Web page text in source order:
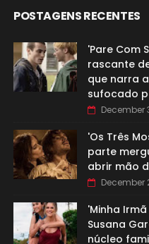
POSTAGENS RECENTES
'Pare Com
rascante
que narra
sufocado
December
'Os Três
parte
abrir mão
December
'Minha
Susana
núcleo